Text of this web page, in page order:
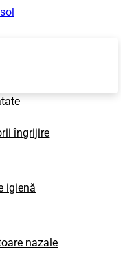
îngrijire
igienă
nazale